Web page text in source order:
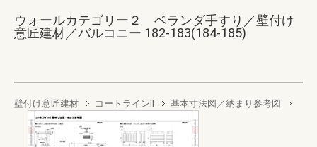
ウォールカテゴリー２ ベランダ手すり／壁付け
意匠建材／バルコニー 182-183(184-185)
壁付け意匠建材 コートラインII 基本寸法図／納まり参考図